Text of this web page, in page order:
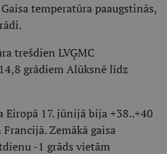
temperatūra paaugstinās,
trešdien LVĢMC
grādiem Alūksnē līdz
Eiropā 17. jūnijā bija +38..+40
Zemākā gaisa
-1 grāds vietām